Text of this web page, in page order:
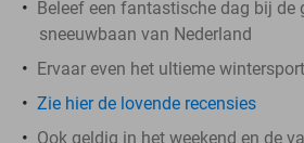
Beleef een fantastische dag bij de
sneeuwbaan van Nederland
Ervaar even het ultieme
Zie hier de lovende recensies
Ook geldig in het weekend en de